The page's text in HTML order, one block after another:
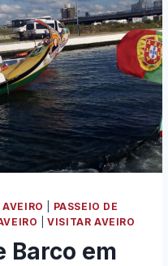
PASSEIO DE
|VISITAR AVEIRO
Barco em